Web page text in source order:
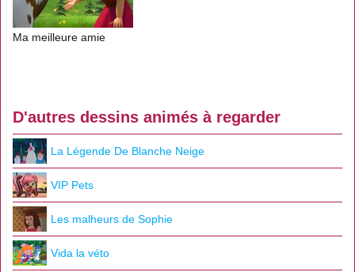
Ma meilleure amie
D'autres dessins animés à regarder
La Légende De Blanche Neige
VIP Pets
Les malheurs de Sophie
Vida la véto